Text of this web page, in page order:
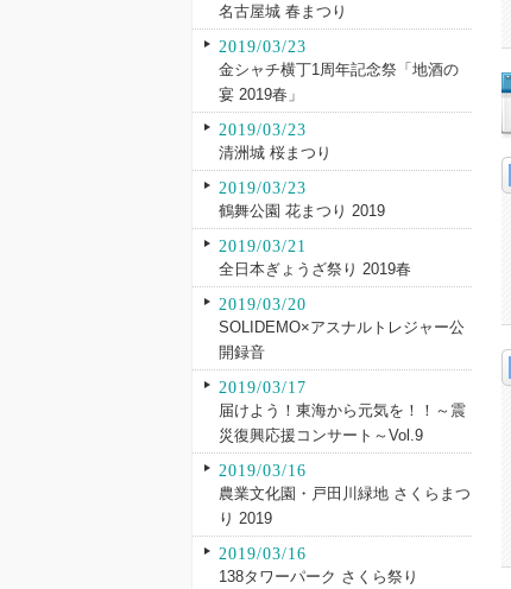
名古屋城 春まつり
2019/03/23
金シャチ横丁1周年記念祭「地酒の
宴 2019春」
2019/03/23
清洲城 桜まつり
2019/03/23
鶴舞公園 花まつり 2019
2019/03/21
全日本ぎょうざ祭り 2019春
2019/03/20
SOLIDEMO×アスナルトレジャー公
開録音
2019/03/17
届けよう！東海から元気を！！～震
災復興応援コンサート～Vol.9
2019/03/16
農業文化園・戸田川緑地 さくらまつ
り 2019
2019/03/16
138タワーパーク さくら祭り